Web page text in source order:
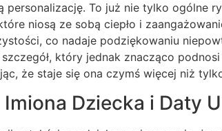
personalizację. To już nie tylko ogólne
niosą ze sobą ciepło i
co nadaje podziękowaniu
który jednak znacząco
że staje się ona czymś więcej niż
Dziecka i Daty